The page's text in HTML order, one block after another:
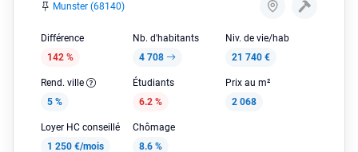
Munster (68140)
Différence
142 %
Nb. d'habitants
4 708
Niv. de vie/hab
21 740 €
Rend. ville
5 %
Étudiants
6.2 %
Prix au m²
2 068
Loyer HC conseillé
1 250 €/mois
Chômage
8.6 %